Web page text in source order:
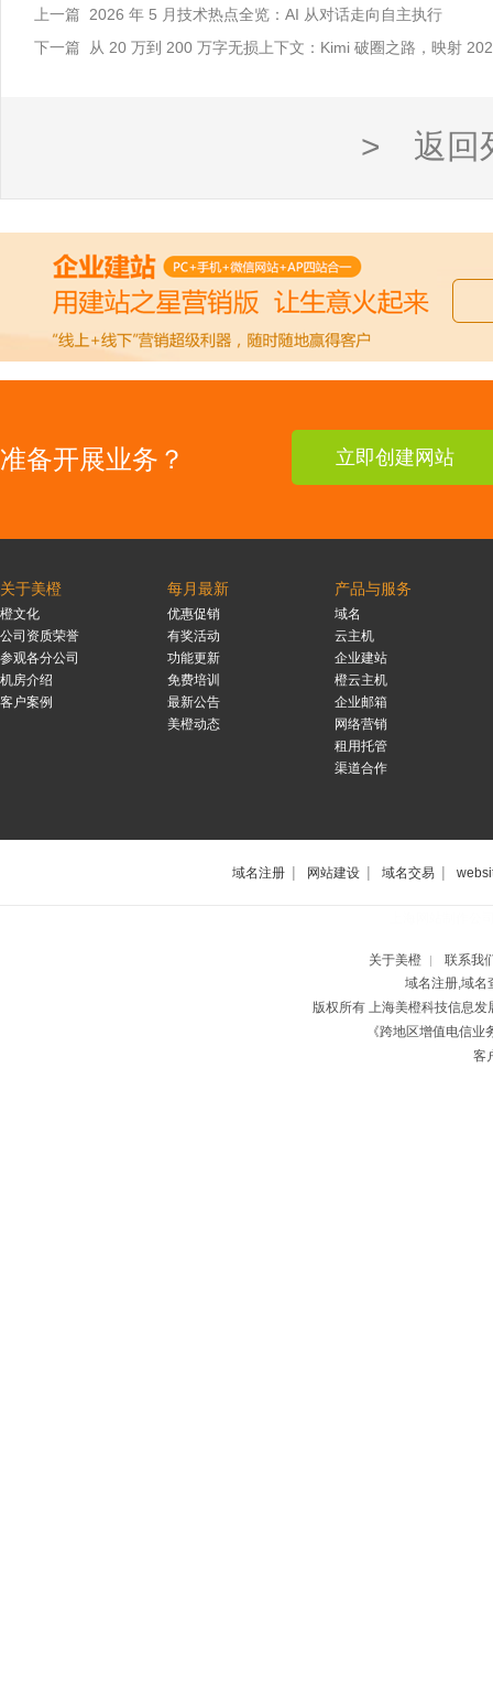
上一篇 2026 年 5 月技术热点全览：AI 从对话走向自主执行
下一篇 从 20 万到 200 万字无损上下文：Kimi 破圈之路，映射
> 返回
准备开展业务？ 立即创建网站
关于美橙
橙文化
公司资质荣誉
参观各分公司
机房介绍
客户案例
每月最新
优惠促销
有奖活动
功能更新
免费培训
最新公告
美橙动态
产品与服务
域名
云主机
企业建站
橙云主机
企业邮箱
网络营销
租用托管
渠道合作
域名注册 | 网站建设 | 域名交易 |
关于美橙 |
联系我
域名注册,域名
版权所有 上海美橙科技信息
《跨地区增值电信
客